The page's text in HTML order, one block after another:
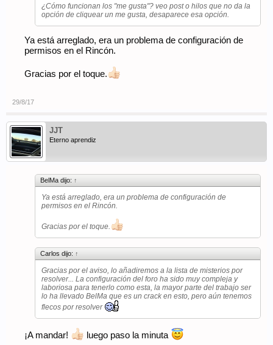
¿Cómo funcionan los "me gusta"? veo post o hilos que no da la
opción de cliquear un me gusta, desaparece esa opción.
Ya está arreglado, era un problema de configuración de
permisos en el Rincón.
Gracias por el toque.
29/8/17
JJT
Eterno aprendiz
BelMa dijo: ↑
Ya está arreglado, era un problema de configuración de
permisos en el Rincón.
Gracias por el toque.
Carlos dijo: ↑
Gracias por el aviso, lo añadiremos a la lista de misterios por
resolver... La configuración del foro ha sido muy compleja y
laboriosa para tenerlo como esta, la mayor parte del trabajo ser
lo ha llevado BelMa que es un crack en esto, pero aún tenemos
flecos por resolver
¡A mandar! luego paso la minuta